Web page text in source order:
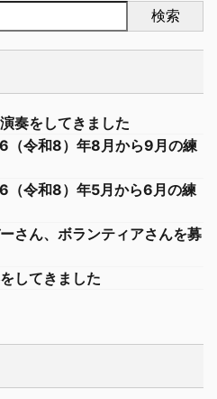
検索
奏をしてきました
（令和8）年8月から9月の練
（令和8）年5月から6月の練
さん、ボランティアさんを募
してきました